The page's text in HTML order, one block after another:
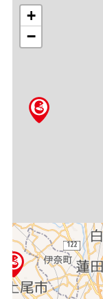
+
−